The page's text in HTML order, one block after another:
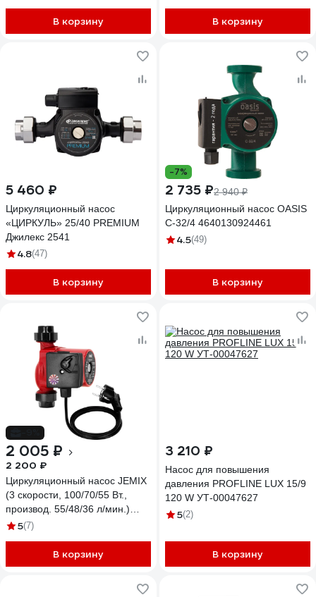
В корзину В корзину
5 460 ₽
Циркуляционный насос
«ЦИРКУЛЬ» 25/40 PREMIUM
Джилекс 2541
4.8(47)
В корзину
-7%
2 735 ₽2 940 ₽
Циркуляционный насос OASIS
C-32/4 4640130924461
4.5(49)
В корзину
2 005 ₽
2 200 ₽
Циркуляционный насос JEMIX
(3 скорости, 100/70/55 Вт.,
производ. 55/48/36 л/мин.)
ЦН-25/6-130
5(7)
В корзину
3 210 ₽
Насос для повышения
давления PROFLINE LUX 15/9
120 W УТ-00047627
5(2)
В корзину